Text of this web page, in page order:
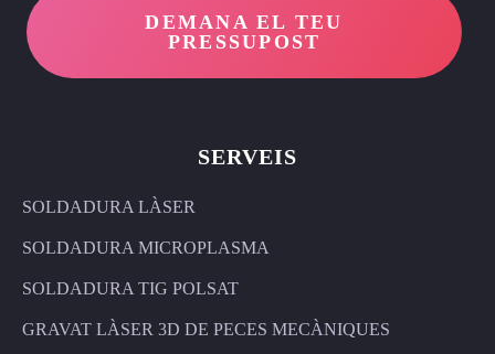
DEMANA EL TEU
PRESSUPOST
SERVEIS
SOLDADURA LÀSER
SOLDADURA MICROPLASMA
SOLDADURA TIG POLSAT
GRAVAT LÀSER 3D DE PECES MECÀNIQUES